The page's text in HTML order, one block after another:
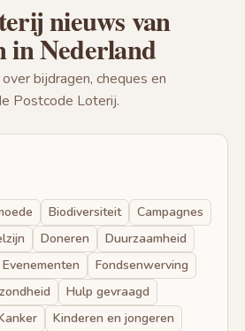
nieuws van
in Nederland
bijdragen, cheques en
Postcode Loterij.
Biodiversiteit
Campagnes
Doneren
Duurzaamheid
Evenementen
Fondsenwerving
Hulp gevraagd
Kinderen en jongeren